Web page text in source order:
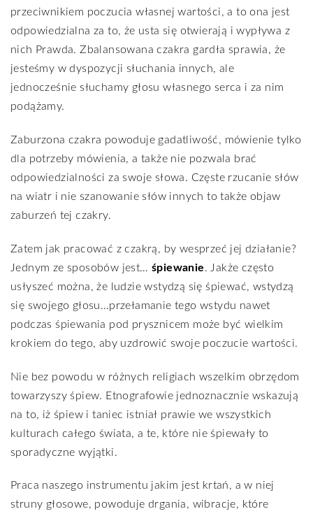
przeciwnikiem poczucia własnej wartości, a to ona jest
odpowiedzialna za to, że usta się otwierają i wypływa z
nich Prawda. Zbalansowana czakra gardła sprawia, że
jesteśmy w dyspozycji słuchania innych, ale
jednocześnie słuchamy głosu własnego serca i za nim
podążamy.
Zaburzona czakra powoduje gadatliwość, mówienie tylko
dla potrzeby mówienia, a także nie pozwala brać
odpowiedzialności za swoje słowa. Częste rzucanie słów
na wiatr i nie szanowanie słów innych to także objaw
zaburzeń tej czakry.
Zatem jak pracować z czakrą, by wesprzeć jej działanie?
Jednym ze sposobów jest… śpiewanie. Jakże często
usłyszeć można, że ludzie wstydzą się śpiewać, wstydzą
się swojego głosu…przełamanie tego wstydu nawet
podczas śpiewania pod prysznicem może być wielkim
krokiem do tego, aby uzdrowić swoje poczucie wartości.
Nie bez powodu w różnych religiach wszelkim obrzędom
towarzyszy śpiew. Etnografowie jednoznacznie wskazują
na to, iż śpiew i taniec istniał prawie we wszystkich
kulturach całego świata, a te, które nie śpiewały to
sporadyczne wyjątki.
Praca naszego instrumentu jakim jest krtań, a w niej
struny głosowe, powoduje drgania, wibracje, które